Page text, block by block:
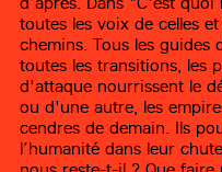
toutes les voix de celles
chemins. Tous les guides
toutes les transitions, les
d'attaque nourrissent le
ou d'une autre, les
cendres de demain. Ils
l’humanité dans leur